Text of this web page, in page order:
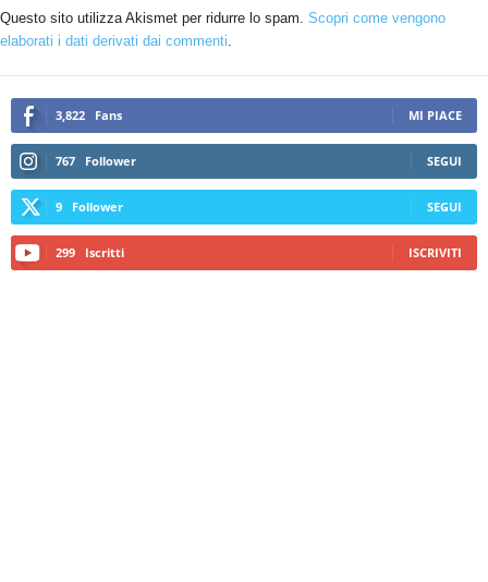
Questo sito utilizza Akismet per ridurre lo spam. Scopri come vengono
elaborati i dati derivati dai commenti
3,822 Fans MI PIACE
767 Follower SEGUI
9 Follower SEGUI
299 Iscritti ISCRIVITI